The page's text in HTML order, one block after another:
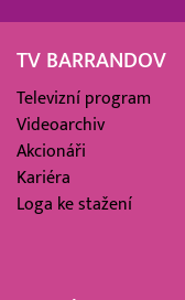
TV BARRANDOV
Televizní program
Videoarchiv
Akcionáři
Kariéra
Loga ke stažení